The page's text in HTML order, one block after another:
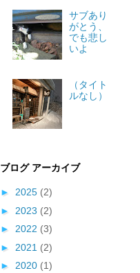
サブあり
がとう、
でも悲し
いよ
（タイト
ルなし）
ブログ アーカイブ
► 2025 (2)
► 2023 (2)
► 2022 (3)
► 2021 (2)
► 2020 (1)